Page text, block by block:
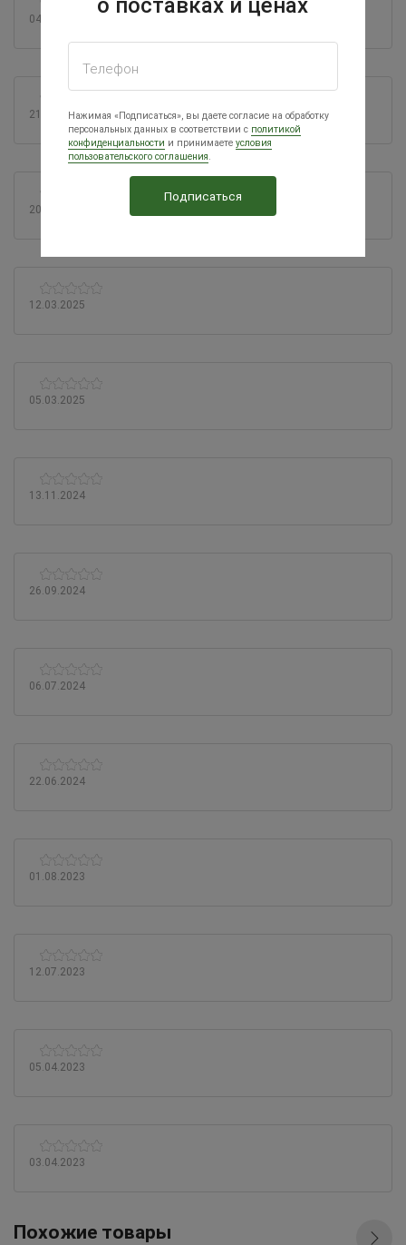
04.04.2025
21.03.2025
20.03.2025
12.03.2025
05.03.2025
13.11.2024
26.09.2024
06.07.2024
22.06.2024
01.08.2023
12.07.2023
05.04.2023
03.04.2023
Похожие товары
о поставках и ценах
Телефон
Нажимая «Подписаться», вы даете согласие на обработку
персональных данных в соответствии с политикой
конфиденциальности и принимаете условия
пользовательского соглашения.